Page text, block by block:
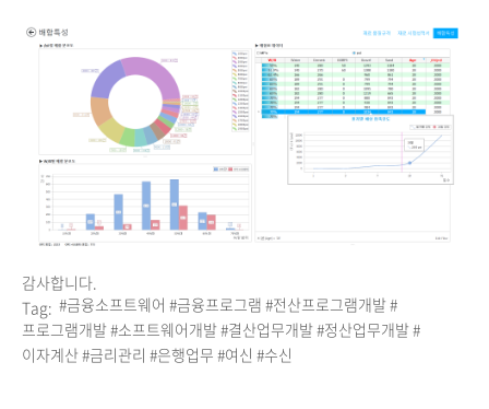
감사합니다.
Tag: #금융소프트웨어 #금융프로그램 #전산프로그램개발#
프로그램개발#소프트웨어개발#결산업무개발#정산업무개발#
이자계산 #금리관리 #은행업무 #여신 #수신